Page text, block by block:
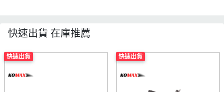
快速出貨 在庫推薦
快速出貨 快速出貨